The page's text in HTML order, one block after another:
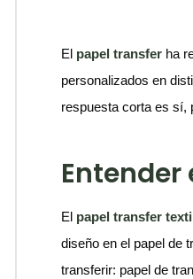
El papel transfer ha
personalizados en
respuesta corta es sí,
El papel transfer
diseño en el papel de
transferir: papel de